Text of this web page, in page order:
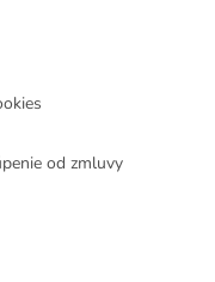
od zmluvy